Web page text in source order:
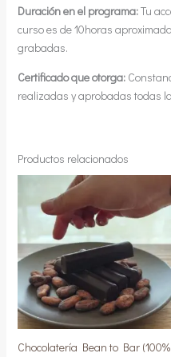
Duración en el programa:Tu
curso es de 10horas
grabadas.
Certificado que otorga:
realizadas y aprobadas todas
Productos relacionados
Chocolatería Bean to Bar (100%